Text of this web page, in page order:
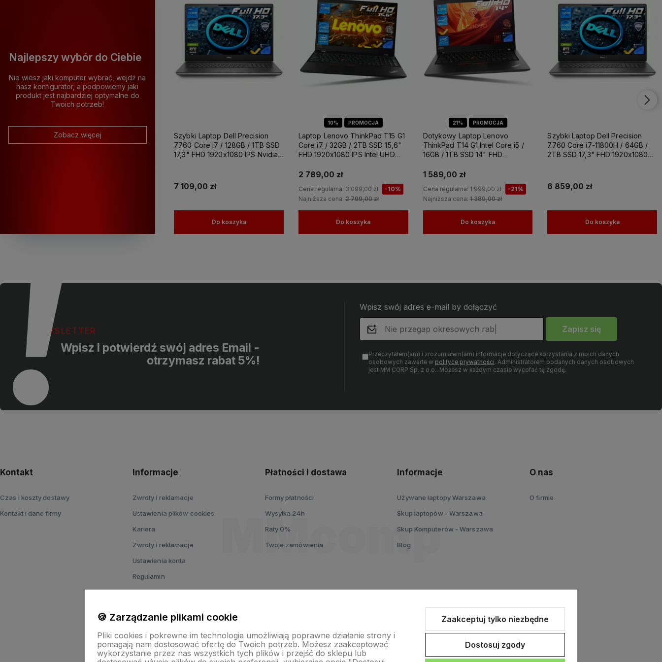
Najlepszy wybór do Ciebie
Nie wiesz jaki komputer wybrać, wejdź na
nasz konfigurator, a podpowiemy jaki
produkt jest najbardziej optymalne do
Twoich potrzeb!
Zobacz więcej
Laptop
Szybki Laptop Dell Precision
7760 Core i7 / 128GB / 1TB SSD
17,3" FHD 1920x1080 IPS Nvidia
Grafiki Projektowania
7 109,00 zł
Do koszyka
10% PROMOCJA
Laptop Lenovo ThinkPad T15 G1
Core i7 / 32GB / 2TB SSD 15,6"
FHD 1920x1080 IPS Intel UHD
Domu
2 789,00 zł
Cena regularna: 3 099,00 zł
-10%
Najniższa cena: 2 799,00 zł
Do koszyka
21% PROMOCJA
Dotykowy Laptop Lenovo
ThinkPad T14 G1 Intel Core i5 /
16GB / 1TB SSD 14" FHD
Graphics Windows 11 PRO
1 589,00 zł
Cena regularna: 1 999,00 zł
-21%
Najniższa cena:1 389,00 zł
Do koszyka
Szybki Laptop Dell Precision
7760 Core i7-11800H / 64GB /
2TB SSD 17,3" FHD 1920x1080
do Grafiki Projektowania
6 859,00 zł
Do koszyka
NEWSLETTER
Wpisz i potwierdź swój adres Email -
otrzymasz rabat 5%!
Wpisz swój adres e-mail by dołączyć
Zapisz się
Przeczytałem(am) i zrozumiałem(am) informacje dotyczące korzystania z moich danych
osobowych zawarte w polityce prywatności. Administratorem podanych danych osobowych
jest MM CORP Sp. z o.o.. Możesz w każdym czasie wycofać tę zgodę.
Kontakt
Czas i koszty dostawy
Kontakt i dane firmy
Informacje
Zwroty i reklamacje
Ustawienia plików cookies
Kariera
Zwroty i reklamacje
Ustawienia konta
Regulamin
Polityka prywatności
Płatności i dostawa
Formy płatności
Wysyłka 24h
Raty 0%
Twoje zamówienia
Informacje
Używane laptopy Warszawa
Skup laptopów - Warszawa
Skup Komputerów - Warszawa
Blog
O nas
O firmie
🍪 Zarządzanie plikami cookie
Pliki cookies i pokrewne im technologie umożliwiają poprawne działanie strony i
pomagają nam dostosować ofertę do Twoich potrzeb. Możesz zaakceptować
wykorzystanie przez nas wszystkich tych plików i przejść do sklepu lub
Zaakceptuj tylko niezbędne
Dostosuj zgody